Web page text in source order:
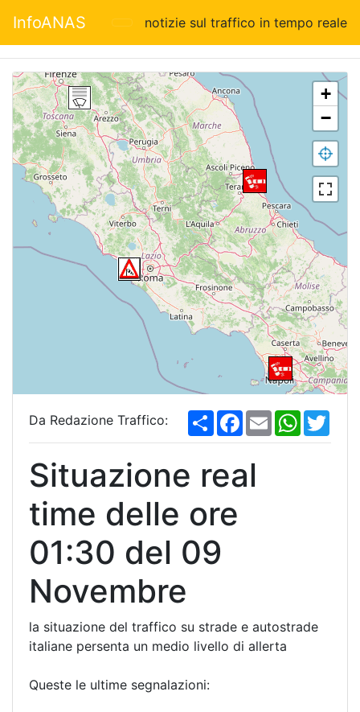
InfoANAS notizie sul traffico in tempo reale
+
−
S
h
a
e
F
a
c
b
o
E
m
a
W
h
a
i
Da Redazione Traffico:
Situazione real
time delle ore
01:30 del 09
Novembre
la situazione del traffico su strade e autostrade
italiane persenta un medio livello di allerta
Queste le ultime segnalazioni: